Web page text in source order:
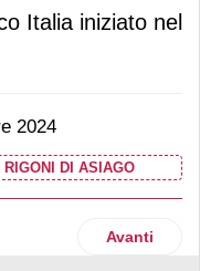
Italia iniziato nel
2024
RIGONI DI ASIAGO
confini”, il progetto per
Articolo
Avanti